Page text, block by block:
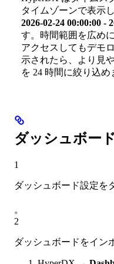
タイムゾーンで表示
2026-02-24 00:00:00 -
す。時間範囲を広め
アクセスしてもデモ
示されたら、より見
を 24 時間に絞り込め
ダッシュボー
1
ダッシュボード設定を
。
2
ダッシュボードをイン